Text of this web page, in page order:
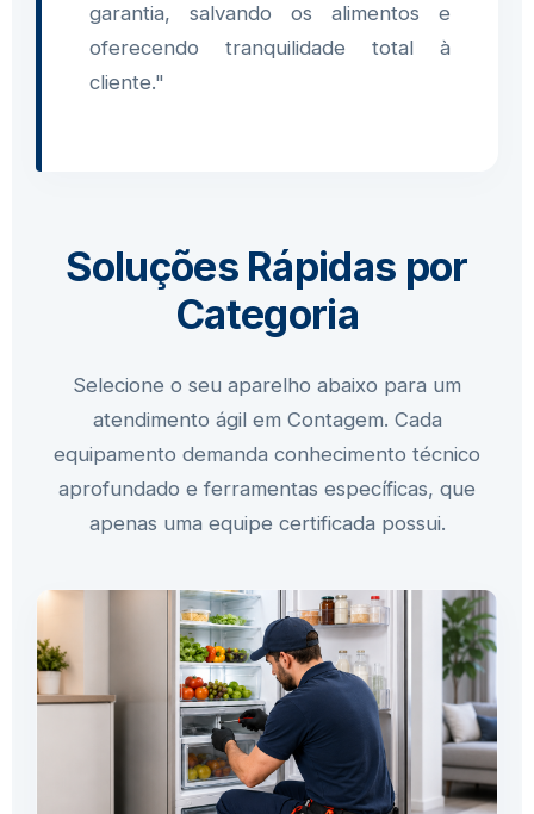
garantia, salvando os alimentos e
oferecendo tranquilidade total à
cliente."
Soluções Rápidas por
Categoria
Selecione o seu aparelho abaixo para um
atendimento ágil em Contagem. Cada
equipamento demanda conhecimento técnico
aprofundado e ferramentas específicas, que
apenas uma equipe certificada possui.